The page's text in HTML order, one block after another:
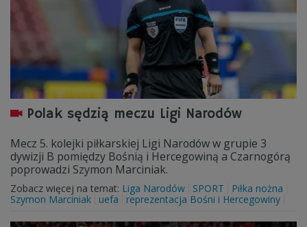
Polak sędzią meczu Ligi Narodów
Mecz 5. kolejki piłkarskiej Ligi Narodów w grupie 3
dywizji B pomiędzy Bośnią i Hercegowiną a Czarnogórą
poprowadzi Szymon Marciniak.
Zobacz więcej na temat: Liga Narodów SPORT
Piłka nożna
Szymon Marciniak
uefa reprezentacja Bośni i Hercegowiny